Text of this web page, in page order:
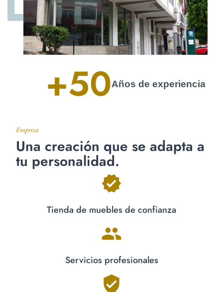
Años de experiencia
+50
Empresa
Una creación que se adapta a
tu personalidad.
Tienda de muebles de confianza
Servicios profesionales